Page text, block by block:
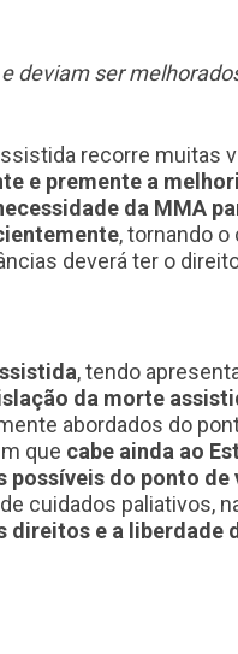
deviam ser
recorre muitas
e premente a
da MMA
, tornando
deverá ter o
, tendo
da morte
abordados do
que cabe ainda ao
possíveis do ponto
cuidados paliativos,
direitos e a